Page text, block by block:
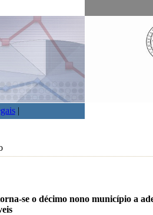
|
se o décimo nono município a